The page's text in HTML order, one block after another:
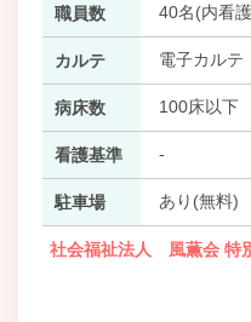
職員数 40名(内看
カルテ 電子カルテ
病床数 100床以下
看護基準 -
駐車場 あり(無料)
社会福祉法人 風薫会 特